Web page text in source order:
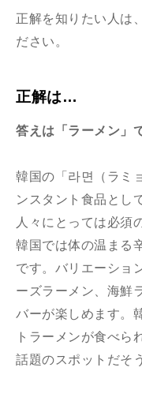
正解を知りたい人は
ださい。
正解は…
答えは「ラーメン」
韓国の「라면（ラミ
ンスタント食品とし
人々にとっては必須
韓国では体の温まる
です。バリエーショ
ーズラーメン、海鮮
バーが楽しめます。
トラーメンが食べら
話題のスポットだそ